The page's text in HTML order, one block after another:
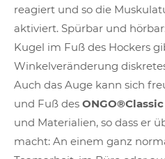
reagiert und so die
aktiviert. Spürbar und
Kugel im Fuß des Hockers
Winkelveränderung
Auch das Auge kann sich
und Fuß des ONGO®Classic
und Materialien, so dass er
macht: An einem ganz